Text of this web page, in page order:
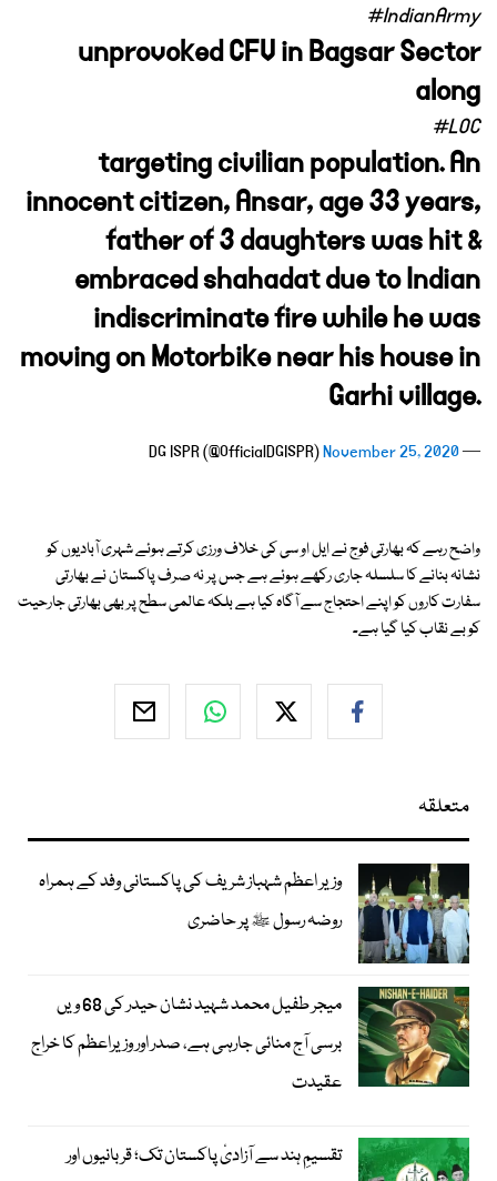
#IndianArmy
unprovoked CFV in Bagsar Sector
along
#LOC
targeting civilian population. An
innocent citizen, Ansar, age 33 years,
father of 3 daughters was hit &
embraced shahadat due to Indian
indiscriminate fire while he was
moving on Motorbike near his house in
Garhi village.
— DG ISPR (@OfficialDGISPR)
November 25, 2020
واضح رہے کہ بھارتی فوج نے ایل او سی کی خلاف ورزی کرتے ہوئے شہری آبادیوں کو
نشانہ بنانے کا سلسلہ جاری رکھے ہوئے ہے جس پر نہ صرف پاکستان نے بھارتی
سفارت کاروں کو اپنے احتجاج سے آگاہ کیا ہے بلکہ عالمی سطح پر بھی بھارتی جارحیت
کو بے نقاب کیا گیا ہے۔
متعلقہ
وزیر اعظم شہباز شریف کی پاکستانی وفد کے ہمراہ
روضہ رسول ﷺ پر حاضری
میجر طفیل محمد شہید نشان حیدر کی 68 ویں
برسی آج منائی جارہی ہے، صدر اور وزیراعظم کا خراج
عقیدت
تقسیمِ ہند سے آزادیٔ پاکستان تک؛ قربانیوں اور